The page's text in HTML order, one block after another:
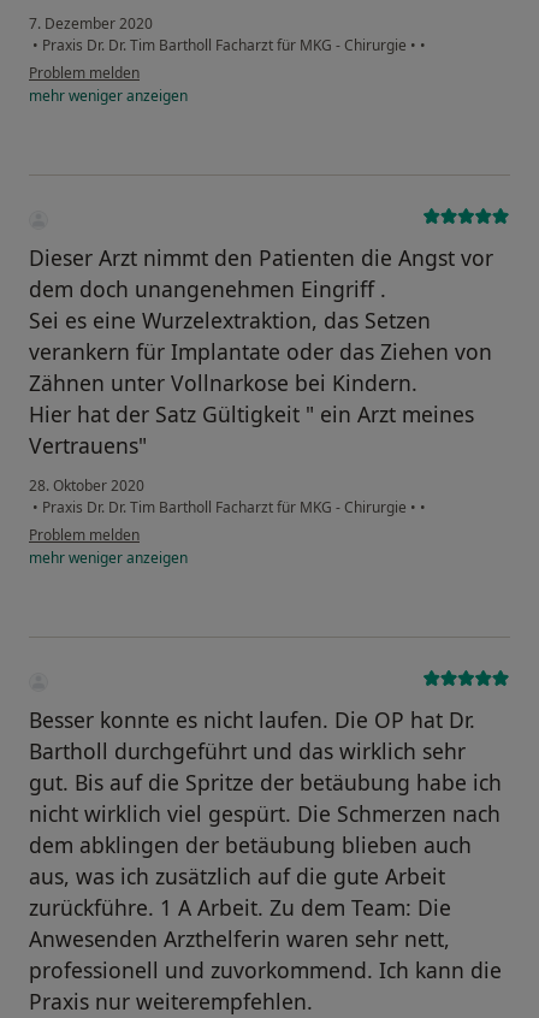
7. Dezember 2020
• Praxis Dr. Dr. Tim Bartholl Facharzt für MKG - Chirurgie • •
Problem melden
mehrwenigeranzeigen
Dieser Arzt nimmt den Patienten die Angst vor
dem doch unangenehmen Eingriff .
Sei es eine Wurzelextraktion, das Setzen
verankern für Implantate oder das Ziehen von
Zähnen unter Vollnarkose bei Kindern.
Hier hat der Satz Gültigkeit " ein Arzt meines
Vertrauens"
28. Oktober 2020
• Praxis Dr. Dr. Tim Bartholl Facharzt für MKG - Chirurgie • •
Problem melden
mehrwenigeranzeigen
Besser konnte es nicht laufen. Die OP hat Dr.
Bartholl durchgeführt und das wirklich sehr
gut. Bis auf die Spritze der betäubung habe ich
nicht wirklich viel gespürt. Die Schmerzen nach
dem abklingen der betäubung blieben auch
aus, was ich zusätzlich auf die gute Arbeit
zurückführe. 1 A Arbeit. Zu dem Team: Die
Anwesenden Arzthelferin waren sehr nett,
professionell und zuvorkommend. Ich kann die
Praxis nur weiterempfehlen.